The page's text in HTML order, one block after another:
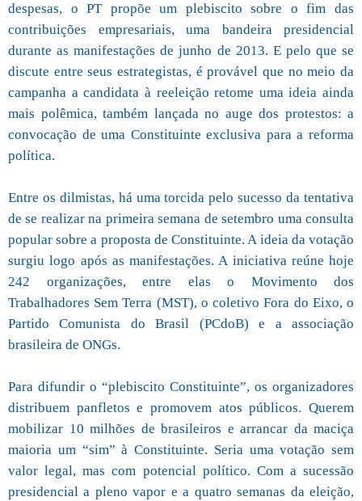
despesas, o PT propõe um plebiscito sobre o fim das
contribuições empresariais, uma bandeira presidencial
durante as manifestações de junho de 2013. E pelo que se
discute entre seus estrategistas, é provável que no meio da
campanha a candidata à reeleição retome uma ideia ainda
mais polêmica, também lançada no auge dos protestos: a
convocação de uma Constituinte exclusiva para a reforma
política.
Entre os dilmistas, há uma torcida pelo sucesso da tentativa
de se realizar na primeira semana de setembro uma consulta
popular sobre a proposta de Constituinte. A ideia da votação
surgiu logo após as manifestações. A iniciativa reúne hoje
242 organizações, entre elas o Movimento dos
Trabalhadores Sem Terra (MST), o coletivo Fora do Eixo, o
Partido Comunista do Brasil (PCdoB) e a associação
brasileira de ONGs.
Para difundir o “plebiscito Constituinte”, os organizadores
distribuem panfletos e promovem atos públicos. Querem
mobilizar 10 milhões de brasileiros e arrancar da maciça
maioria um “sim” à Constituinte. Seria uma votação sem
valor legal, mas com potencial político. Com a sucessão
presidencial a pleno vapor e a quatro semanas da eleição,